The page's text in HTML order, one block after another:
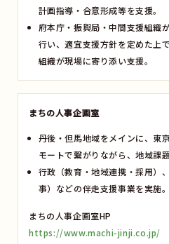
計画指導・合意形成等を支援。
府本庁・振興局・中間支援組織
行い、適宜支援方針を定めた上
組織が現場に寄り添い支援。
まちの⼈事企画室
丹後・但馬地域をメインに、東
モートで繋がりながら、地域課
行政（教育・地域連携・採用）
事）などの伴走支援事業を実施。
まちの人事企画室HP
https://www.machi-jinji.co.jp/